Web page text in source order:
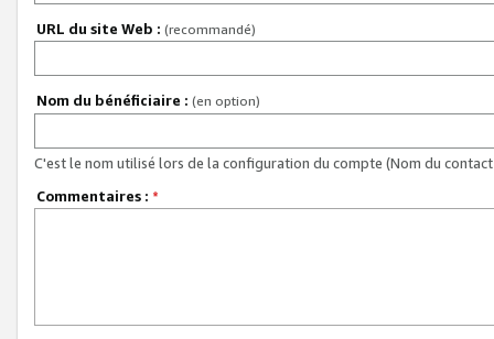
URL du site Web : (recommandé)
Nom du bénéficiaire : (en option)
C'est le nom utilisé lors de la configuration du compte (Nom du
Commentaires : *